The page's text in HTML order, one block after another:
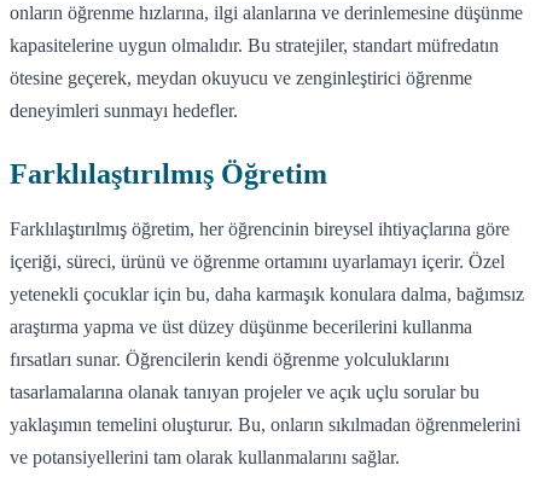
onların öğrenme hızlarına, ilgi alanlarına ve derinlemesine düşünme
kapasitelerine uygun olmalıdır. Bu stratejiler, standart müfredatın
ötesine geçerek, meydan okuyucu ve zenginleştirici öğrenme
deneyimleri sunmayı hedefler.
Farklılaştırılmış Öğretim
Farklılaştırılmış öğretim, her öğrencinin bireysel ihtiyaçlarına göre
içeriği, süreci, ürünü ve öğrenme ortamını uyarlamayı içerir. Özel
yetenekli çocuklar için bu, daha karmaşık konulara dalma, bağımsız
araştırma yapma ve üst düzey düşünme becerilerini kullanma
fırsatları sunar. Öğrencilerin kendi öğrenme yolculuklarını
tasarlamalarına olanak tanıyan projeler ve açık uçlu sorular bu
yaklaşımın temelini oluşturur. Bu, onların sıkılmadan öğrenmelerini
ve potansiyellerini tam olarak kullanmalarını sağlar.